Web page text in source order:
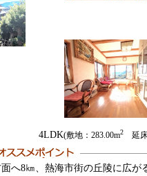
4LDK(敷地：283.00m2 延床
へ8㎞、熱海市街の丘陵に広